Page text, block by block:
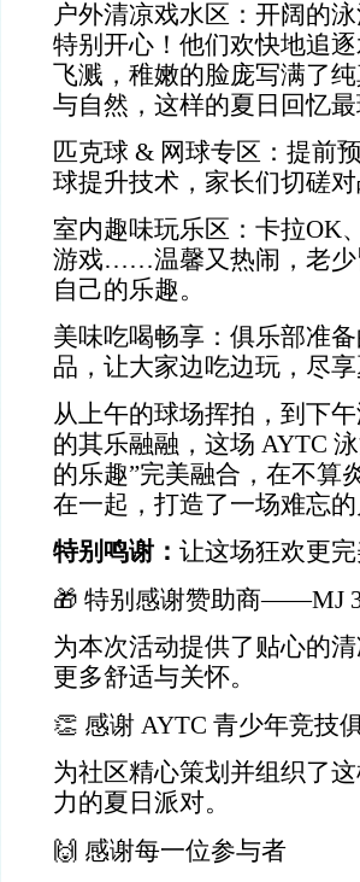
户外清凉戏水区：开阔的
特别开心！他们欢快地追
飞溅，稚嫩的脸庞写满了
与自然，这样的夏日回忆最
匹克球 & 网球专区：提前
球提升技术，家长们切磋
室内趣味玩乐区：卡拉OK
游戏……温馨又热闹，老少
自己的乐趣。
美味吃喝畅享：俱乐部准
品，让大家边吃边玩，尽享
从上午的球场挥拍，到下
的其乐融融，这场 AYTC
的乐趣”完美融合，在不算
在一起，打造了一场难忘的
特别鸣谢： 让这场狂欢更
🎁 特别感谢赞助商——MJ
为本次活动提供了贴心的
更多舒适与关怀。
👏 感谢 AYTC 青少年竞技
为社区精心策划并组织了
力的夏日派对。
🙌 感谢每一位参与者